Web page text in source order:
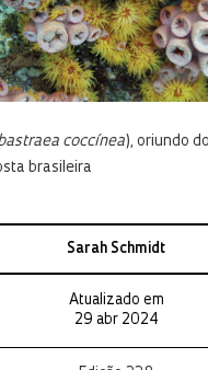
coccínea), oriundo
brasileira
Sarah Schmidt
Atualizado em
29 abr 2024